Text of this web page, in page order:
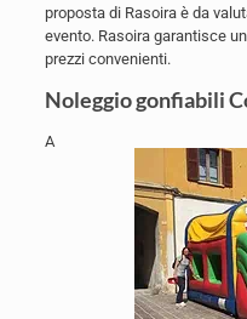
proposta di Rasoira è da
evento. Rasoira garantisce
prezzi convenienti.
Noleggio gonfiabili
A